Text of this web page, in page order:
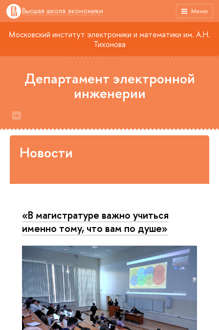
Меню
Высшая школа экономики
Московский институт электроники и математики им. А.Н.
Тихонова
Департамент электронной
инженерии
Новости
«В магистратуре важно учиться
именно тому, что вам по душе»